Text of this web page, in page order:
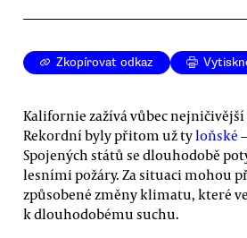
Zkopírovat odkaz
Kalifornie zažívá vůbec
Rekordní byly přitom už tyloňské
Spojených států se dlouhodobě
lesními požáry. Za situaci mohou
způsobené změny klimatu, které
k dlouhodobému suchu.